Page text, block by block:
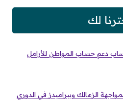
لك
دعم حساب المواطن للأرامل
الزمالك وبيراميدز في الدوري